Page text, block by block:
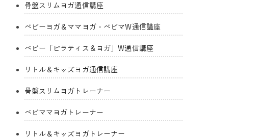
骨盤スリムヨガ通信講座
ベビーヨガ＆ママヨガ・ベビマW通信講座
ベビー「ピラティス＆ヨガ」W通信講座
リトル＆キッズヨガ通信講座
骨盤スリムヨガトレーナー
ベビママヨガトレーナー
リトル＆キッズヨガトレーナー